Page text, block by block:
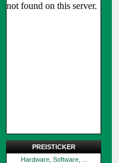
PREISTICKER
Hardware, Software, ...